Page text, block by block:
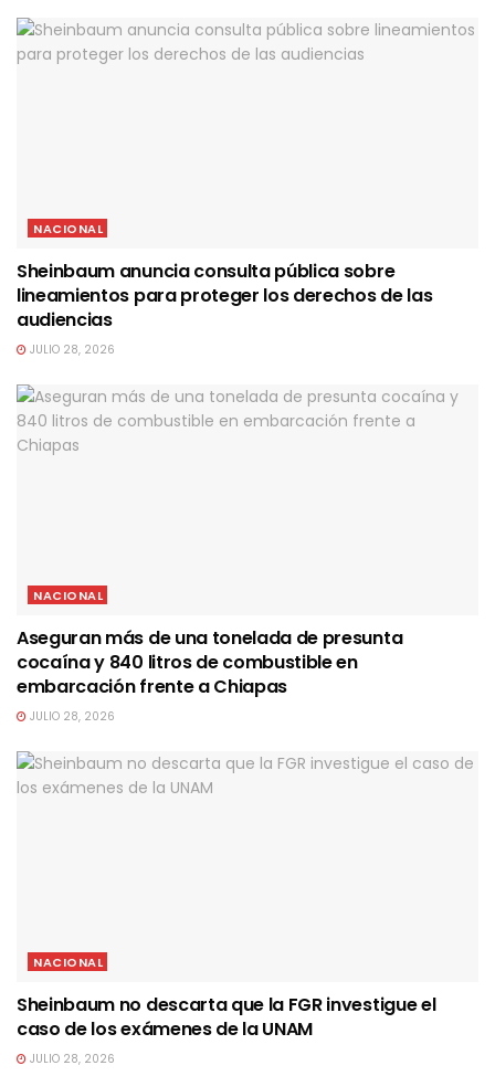
NACIONAL
Sheinbaum anuncia consulta pública sobre
lineamientos para proteger los derechos de las
audiencias
JULIO 28, 2026
NACIONAL
Aseguran más de una tonelada de presunta
cocaína y 840 litros de combustible en
embarcación frente a Chiapas
JULIO 28, 2026
NACIONAL
Sheinbaum no descarta que la FGR investigue el
caso de los exámenes de la UNAM
JULIO 28, 2026